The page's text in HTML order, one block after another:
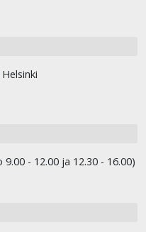
- 12.00 ja 12.30 - 16.00)